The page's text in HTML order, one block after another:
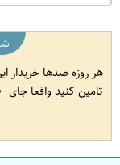
هر روزه صدها خریدار
تامین کنید واقعا جای